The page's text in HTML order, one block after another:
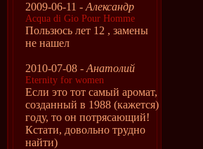
2009-06-11 - Александр
Acqua di Gio Pour Homme
Пользюсь лет 12 , замены
не нашел
2010-07-08 - Анатолий
Eternity for women
Если это тот самый аромат,
созданный в 1988 (кажется)
году, то он потрясающий!
Кстати, довольно трудно
найти)